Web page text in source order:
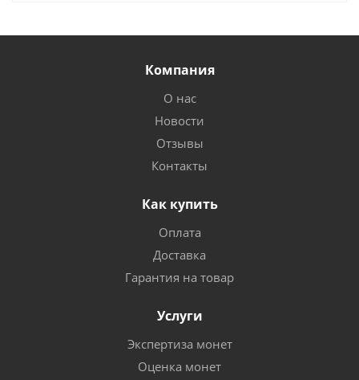
Компания
О нас
Новости
Отзывы
Контакты
Как купить
Оплата
Доставка
Гарантия на товар
Услуги
Экспертиза монет
Оценка монет